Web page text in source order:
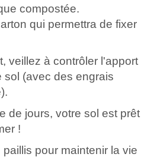
compostée.
qui permettra de fixer
veillez à contrôler l'apport
sol (avec des engrais
de jours, votre sol est prêt
!
pour maintenir la vie